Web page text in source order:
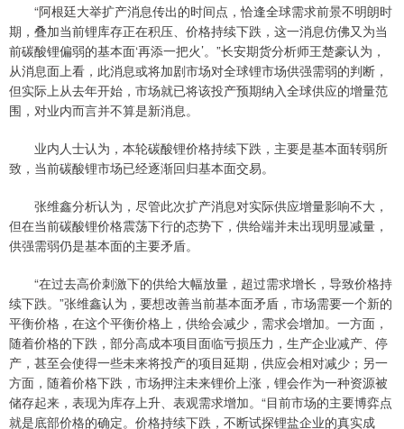
“阿根廷大举扩产消息传出的时间点，恰逢全球需求前景不明朗时
期，叠加当前锂库存正在积压、价格持续下跌，这一消息仿佛又为当
前碳酸锂偏弱的基本面‘再添一把火’。”长安期货分析师王楚豪认为，
从消息面上看，此消息或将加剧市场对全球锂市场供强需弱的判断，
但实际上从去年开始，市场就已将该投产预期纳入全球供应的增量范
围，对业内而言并不算是新消息。
业内人士认为，本轮碳酸锂价格持续下跌，主要是基本面转弱所
致，当前碳酸锂市场已经逐渐回归基本面交易。
张维鑫分析认为，尽管此次扩产消息对实际供应增量影响不大，
但在当前碳酸锂价格震荡下行的态势下，供给端并未出现明显减量，
供强需弱仍是基本面的主要矛盾。
“在过去高价刺激下的供给大幅放量，超过需求增长，导致价格持
续下跌。”张维鑫认为，要想改善当前基本面矛盾，市场需要一个新的
平衡价格，在这个平衡价格上，供给会减少，需求会增加。一方面，
随着价格的下跌，部分高成本项目面临亏损压力，生产企业减产、停
产，甚至会使得一些未来将投产的项目延期，供应会相对减少；另一
方面，随着价格下跌，市场押注未来锂价上涨，锂会作为一种资源被
储存起来，表现为库存上升、表观需求增加。“目前市场的主要博弈点
就是底部价格的确定。价格持续下跌，不断试探锂盐企业的真实成